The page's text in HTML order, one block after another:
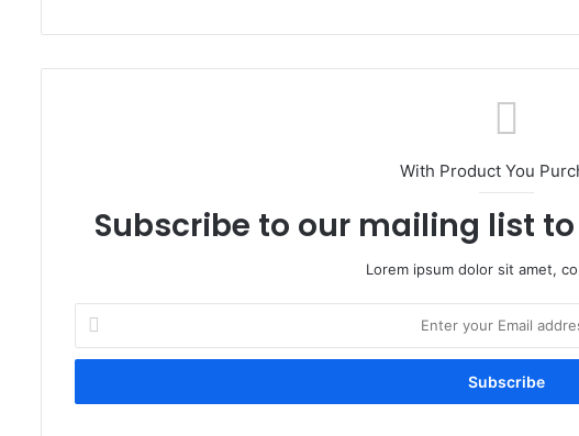
With Product You
Subscribe to our mailing list
Lorem ipsum dolor sit amet,
your
Email